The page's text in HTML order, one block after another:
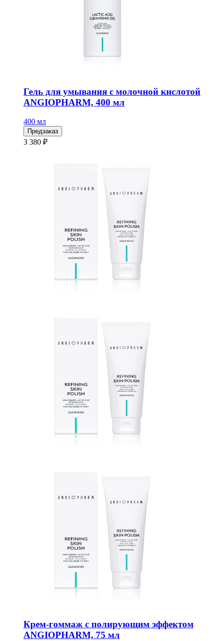
Гель для умывания с молочной кислотой
ANGIOPHARM, 400 мл
400 мл
Предзаказ
3 380 ₽
Крем-гоммаж с полирующим эффектом
ANGIOPHARM, 75 мл